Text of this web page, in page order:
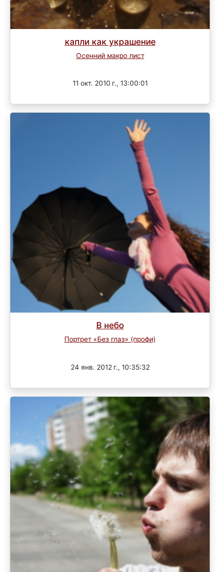
капли как украшение
Осенний макро лист
11 окт. 2010 г., 13:00:01
В небо
Портрет «Без глаз» (профи)
24 янв. 2012 г., 10:35:32